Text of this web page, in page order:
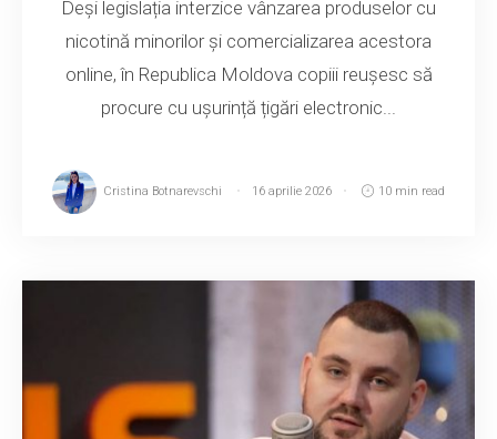
Deși legislația interzice vânzarea produselor cu
nicotină minorilor și comercializarea acestora
online, în Republica Moldova copiii reușesc să
procure cu ușurință țigări electronic...
Cristina Botnarevschi 16 aprilie 2026 10 min read